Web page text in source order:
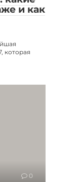
и как
которая
0